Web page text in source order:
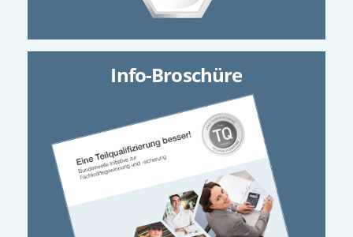
Info-Broschüre